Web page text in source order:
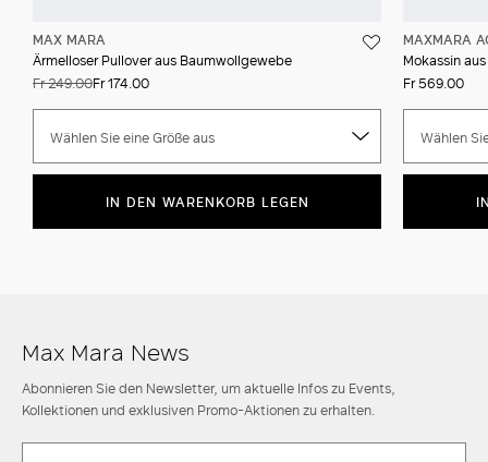
MAX MARA
Ärmelloser Pullover aus Baumwollgewebe
Fr 249.00Fr 174.00
Wählen Sie eine Größe aus
IN DEN WARENKORB LEGEN
MAXMARA
Mokassin
Fr 569.00
Wählen
Max Mara News
Abonnieren Sie den Newsletter, um aktuelle Infos zu Events,
Kollektionen und exklusiven Promo-Aktionen zu erhalten.